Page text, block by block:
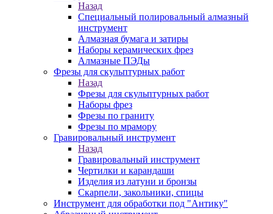
Назад
Специальный полировальный алмазный
инструмент
Алмазная бумага и затиры
Наборы керамических фрез
Алмазные ПЭДы
Фрезы для скульптурных работ
Назад
Фрезы для скульптурных работ
Наборы фрез
Фрезы по граниту
Фрезы по мрамору
Гравировальный инструмент
Назад
Гравировальный инструмент
Чертилки и карандаши
Изделия из латуни и бронзы
Скарпели, закольники, спицы
Инструмент для обработки под "Антику"